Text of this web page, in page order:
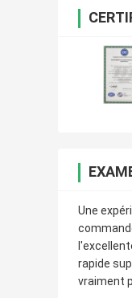
Une
rapide
vraiment